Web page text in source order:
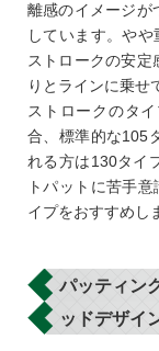
離感のイメージが
しています。や
ストロークの安定
りとラインに乗せ
ストロークのタ
合、標準的な105
れる方は130タイ
トパットに苦手
イプをおすすめし
パッティン
ッドデザイ